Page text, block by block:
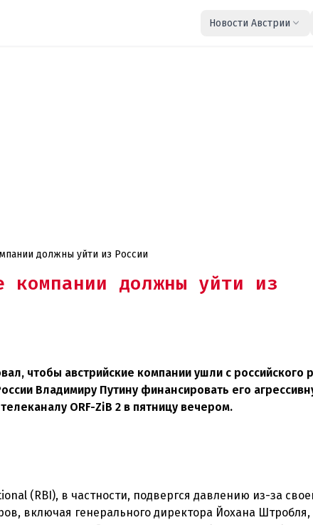
Новости Австрии
должны уйти из России
компании должны уйти из
чтобы австрийские компании ушли с российского
Владимиру Путину финансировать его
ORF-ZiB 2 в пятницу вечером.
(RBI), в частности, подвергся давлению из-за
включая генерального директора Йохана